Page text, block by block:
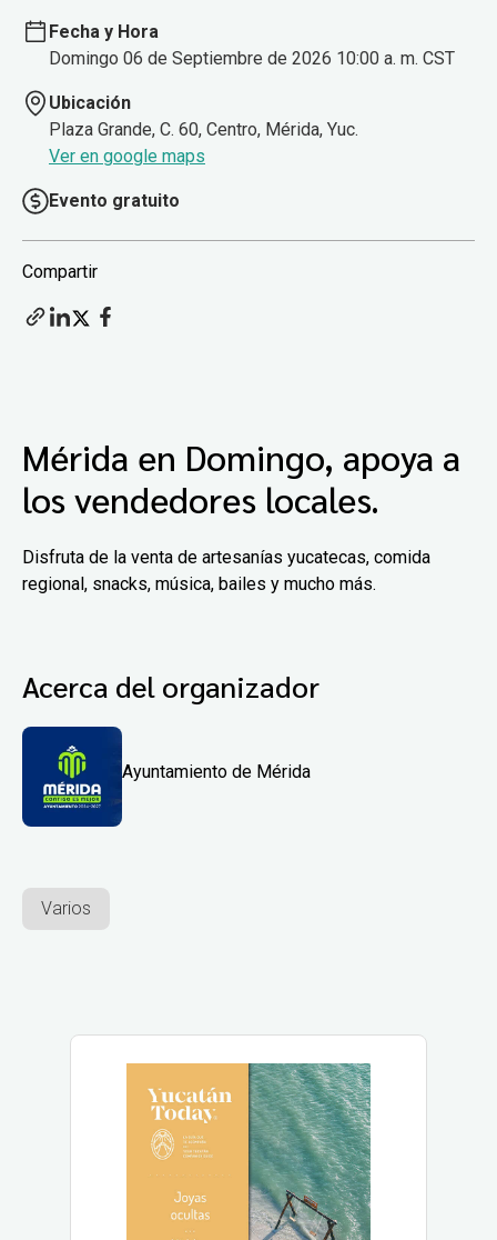
Fecha y Hora
Domingo 06 de Septiembre de 2026 10:00 a. m. CST
Ubicación
Plaza Grande, C. 60, Centro, Mérida, Yuc.
Ver en google maps
Evento gratuito
Compartir
Mérida en Domingo, apoya a
los vendedores locales.
Disfruta de la venta de artesanías yucatecas, comida
regional, snacks, música, bailes y mucho más.
Acerca del organizador
Ayuntamiento de Mérida
Varios